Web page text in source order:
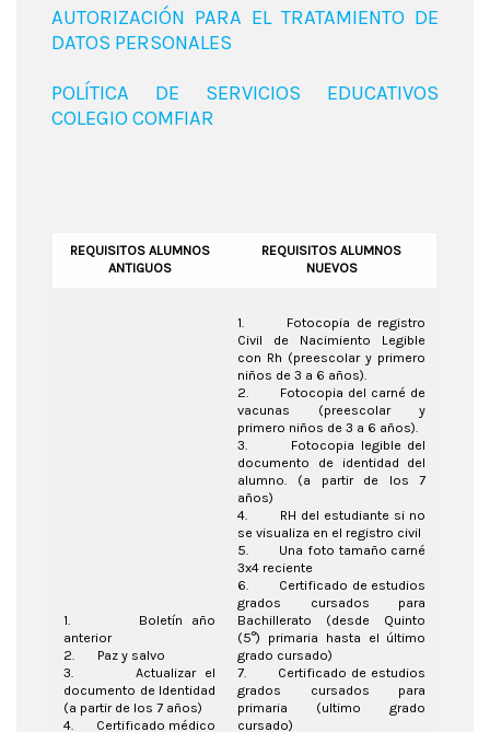
AUTORIZACIÓN PARA EL TRATAMIENTO DE
DATOS PERSONALES
POLÍTICA DE SERVICIOS EDUCATIVOS
COLEGIO COMFIAR
REQUISITOS ALUMNOS
ANTIGUOS
REQUISITOS ALUMNOS
NUEVOS
1. Boletín año
anterior
2. Paz y salvo
3. Actualizar el
documento de Identidad
(a partir de los 7 años)
4. Certificado médico
1. Fotocopia de registro
Civil de Nacimiento Legible
con Rh (preescolar y primero
niños de 3 a 6 años).
2. Fotocopia del carné de
vacunas (preescolar y
primero niños de 3 a 6 años).
3. Fotocopia legible del
documento de identidad del
alumno. (a partir de los 7
años)
4. RH del estudiante si no
se visualiza en el registro civil
5. Una foto tamaño carné
3x4 reciente
6. Certificado de estudios
grados cursados para
Bachillerato (desde Quinto
(5°) primaria hasta el último
grado cursado)
7. Certificado de estudios
grados cursados para
primaria (ultimo grado
cursado)